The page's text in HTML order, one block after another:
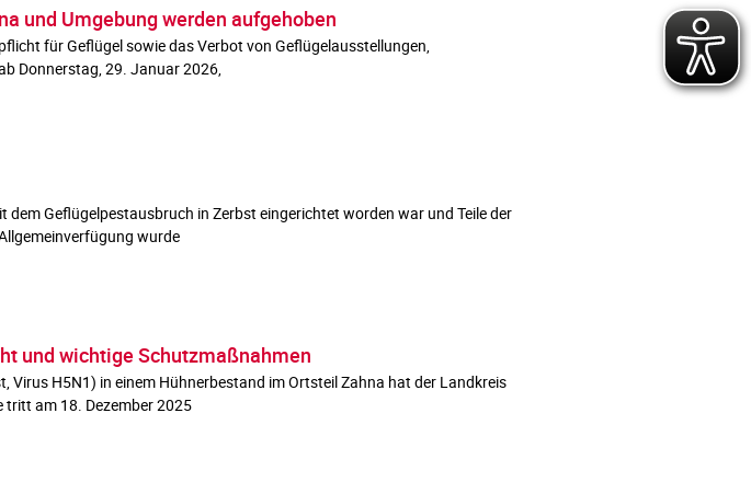
und Umgebung werden aufgehoben
für Geflügel sowie das Verbot von Geflügelausstellungen,
Donnerstag, 29. Januar 2026,
Geflügelpestausbruch in Zerbst eingerichtet worden war und Teile der
wurde
und wichtige Schutzmaßnahmen
H5N1) in einem Hühnerbestand im Ortsteil Zahna hat der Landkreis
tritt am 18. Dezember 2025